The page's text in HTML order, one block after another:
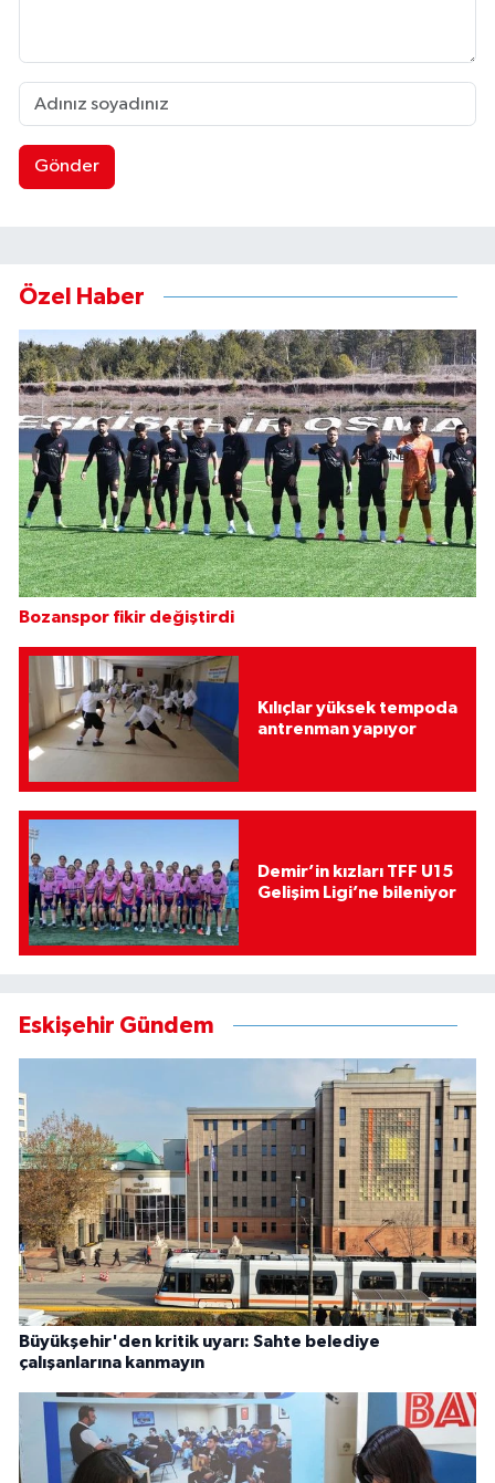
Gönder
Özel Haber
Bozanspor fikir değiştirdi
Kılıçlar yüksek tempoda
antrenman yapıyor
Demir’in kızları TFF U15
Gelişim Ligi’ne bileniyor
Eskişehir Gündem
Büyükşehir'den kritik uyarı: Sahte belediye
çalışanlarına kanmayın